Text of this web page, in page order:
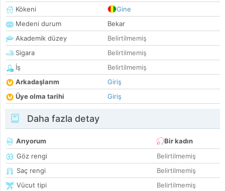
Kökeni
Gine
Medeni durum
Bekar
Akademik düzey
Belirtilmemiş
Sigara
Belirtilmemiş
İş
Belirtilmemiş
Arkadaşlarım
Giriş
Üye olma tarihi
Giriş
Daha fazla detay
Arıyorum
Bir kadın
Göz rengi
Belirtilmemiş
Saç rengi
Belirtilmemiş
Vücut tipi
Belirtilmemiş